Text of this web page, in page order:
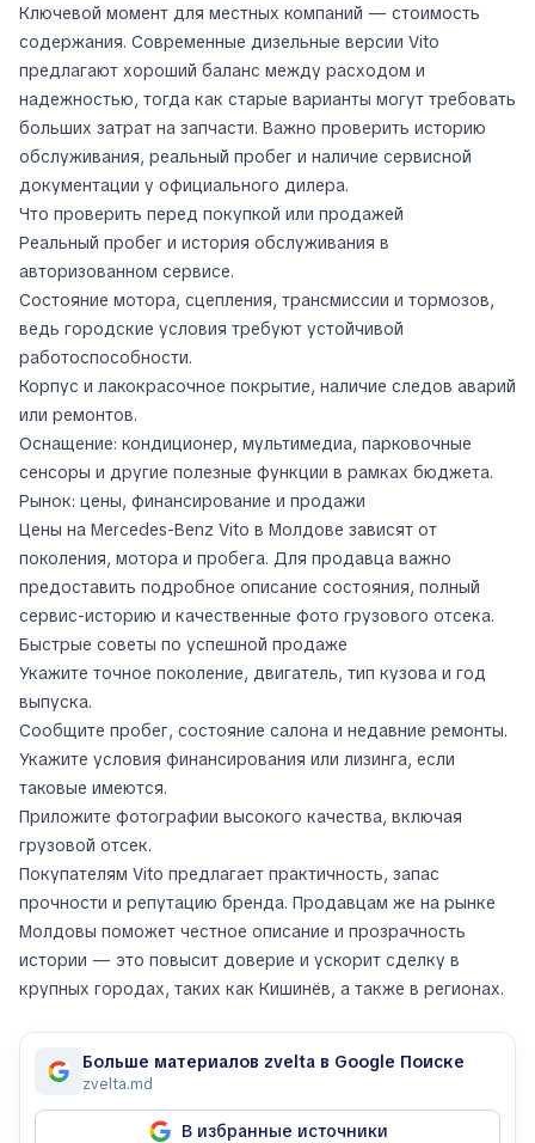
Ключевой момент для местных компаний — стоимость
содержания. Современные дизельные версии Vito
предлагают хороший баланс между расходом и
надежностью, тогда как старые варианты могут требовать
больших затрат на запчасти. Важно проверить историю
обслуживания, реальный пробег и наличие сервисной
документации у официального дилера.
Что проверить перед покупкой или продажей
Реальный пробег и история обслуживания в
авторизованном сервисе.
Состояние мотора, сцепления, трансмиссии и тормозов,
ведь городские условия требуют устойчивой
работоспособности.
Корпус и лакокрасочное покрытие, наличие следов аварий
или ремонтов.
Оснащение: кондиционер, мультимедиа, парковочные
сенсоры и другие полезные функции в рамках бюджета.
Рынок: цены, финансирование и продажи
Цены на Mercedes-Benz Vito в Молдове зависят от
поколения, мотора и пробега. Для продавца важно
предоставить подробное описание состояния, полный
сервис-историю и качественные фото грузового отсека.
Быстрые советы по успешной продаже
Укажите точное поколение, двигатель, тип кузова и год
выпуска.
Сообщите пробег, состояние салона и недавние ремонты.
Укажите условия финансирования или лизинга, если
таковые имеются.
Приложите фотографии высокого качества, включая
грузовой отсек.
Покупателям Vito предлагает практичность, запас
прочности и репутацию бренда. Продавцам же на рынке
Молдовы поможет честное описание и прозрачность
истории — это повысит доверие и ускорит сделку в
крупных городах, таких как Кишинёв, а также в регионах.
Больше материалов zvelta в Google Поиске
zvelta.md
В избранные источники